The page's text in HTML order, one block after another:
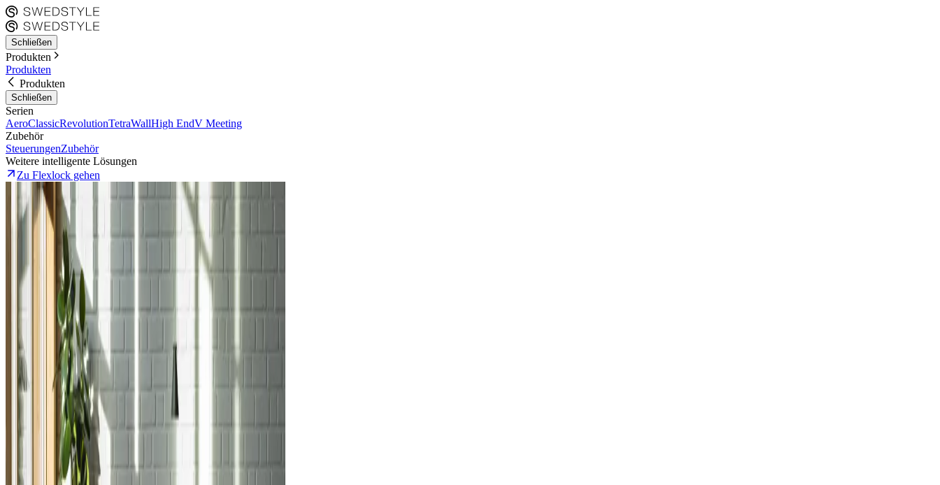
Schließen
Produkten
Produkten
Produkten
Schließen
Serien
AeroClassicRevolutionTetraWallHigh EndV Meeting
Zubehör
SteuerungenZubehör
Weitere intelligente Lösungen
Zu Flexlock gehen